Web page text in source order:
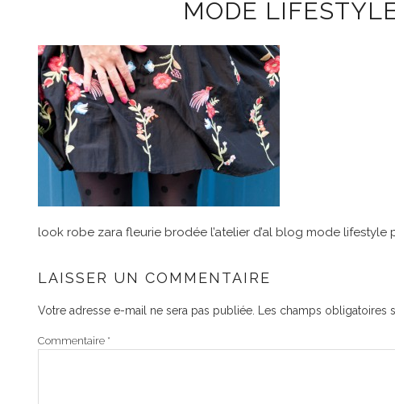
MODE
look robe zara fleurie brodée l’atelier d’al blog mode lifestyle
LAISSER UN COMMENTAIRE
Votre adresse e-mail ne sera pas publiée. Les champs obligatoires
Commentaire *